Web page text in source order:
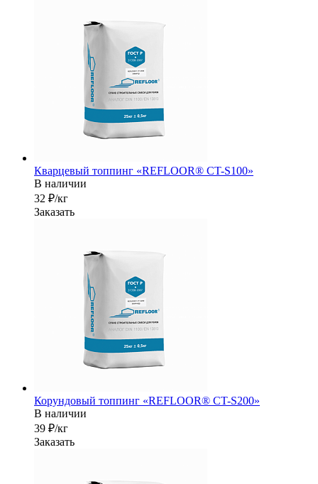
Кварцевый топпинг «REFLOOR® CT-S100»
В наличии
32 ₽/кг
Заказать
Корундовый топпинг «REFLOOR® CT-S200»
В наличии
39 ₽/кг
Заказать